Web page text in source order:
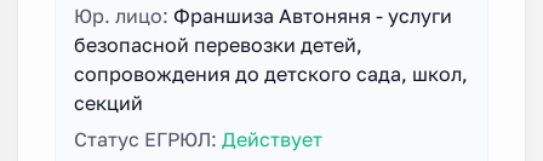
Юр. лицо: Франшиза Автоняня - услуги
безопасной перевозки детей,
сопровождения до детского сада, школ,
секций
Статус ЕГРЮЛ: Действует